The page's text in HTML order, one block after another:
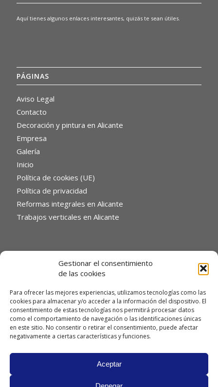
Gestionar el consentimiento
de las cookies
Para ofrecer las mejores experiencias, utilizamos tecnologías como las
cookies para almacenar y/o acceder a la información del dispositivo. El
consentimiento de estas tecnologías nos permitirá procesar datos
como el comportamiento de navegación o las identificaciones únicas
en este sitio. No consentir o retirar el consentimiento, puede afectar
negativamente a ciertas características y funciones.
Aceptar
Aquí tienes algunos enlaces interesantes, quizás te sean útiles.
PÁGINAS
Aviso Legal
Contacto
Decoración y pintura en Alicante
Empresa
Galería
Inicio
Política de cookies (UE)
Política de privacidad
Reformas integrales en Alicante
Trabajos verticales en Alicante
CATEGORÍAS
No hay categorías